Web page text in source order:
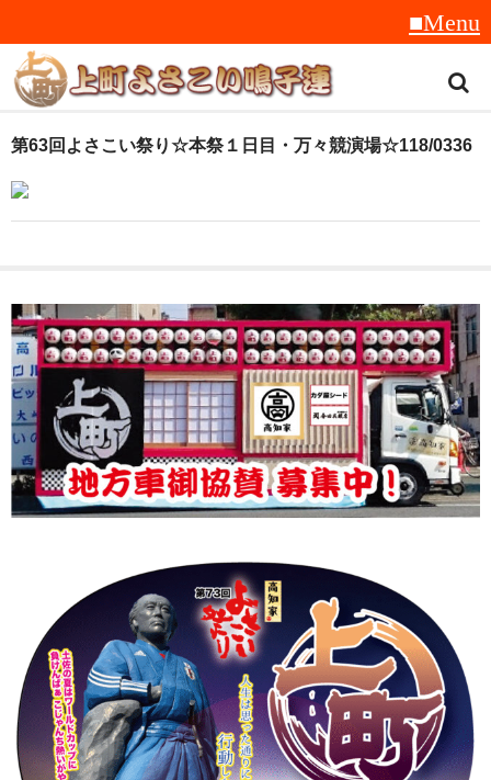
トップ
スタッフ紹介
音楽
衣装
地方車
グッズ
上町Tシャツ
振付
その他
壁紙
第63回よさこい祭り☆本祭１日目・万々競演場☆118/0336